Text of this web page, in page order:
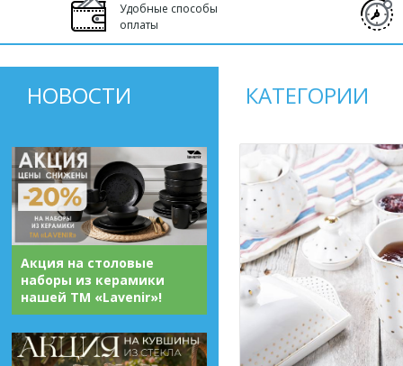
Удобные способы
оплаты
НОВОСТИ
Акция на столовые
наборы из керамики
нашей ТМ «Lavenir»!
КАТЕГОРИИ